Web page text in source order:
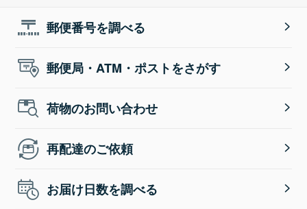
郵便番号を調べる
郵便局・ATM・ポストをさがす
荷物のお問い合わせ
再配達のご依頼
お届け日数を調べる